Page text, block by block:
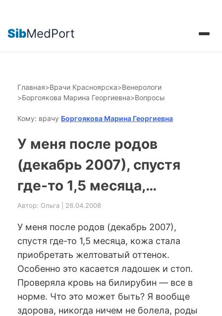
SibMedPort
Главная>Врачи Красноярска>Венерологи
>Боргоякова Марина Георгиевна>Вопросы
Кому: врачу Боргоякова Марина Георгиевна
У меня после родов
(декабрь 2007), спустя
где-то 1,5 месяца,…
Автор: Ольга | 26.04.2008
У меня после родов (декабрь 2007),
спустя где-то 1,5 месяца, кожа стала
приобретать желтоватый оттенок.
Особенно это касается ладошек и стоп.
Проверяла кровь на билирубин — все в
норме. Что это может быть? Я вообще
здорова, никогда ничем не болела, роды